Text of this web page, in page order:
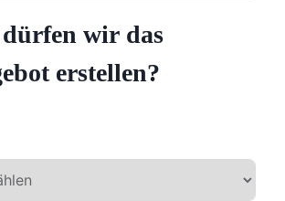
wir das
erstellen?